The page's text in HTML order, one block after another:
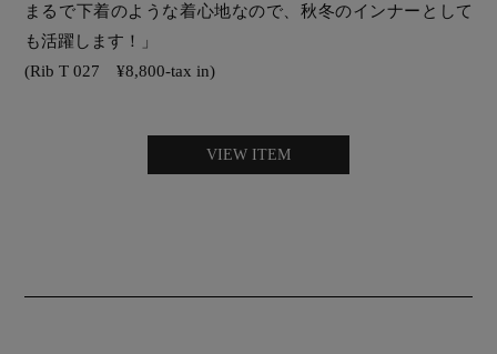
まるで下着のような着心地なので、秋冬のインナーとして
も活躍します！」
(Rib T 027 ¥8,800-tax in)
VIEW ITEM